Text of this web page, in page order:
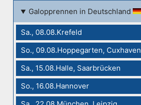
Galopprennen in Deutschland
Sa., 08.08.Krefeld
So., 09.08.Hoppegarten, Cuxhaven
Sa., 15.08.Halle, Saarbrücken
So., 16.08.Hannover